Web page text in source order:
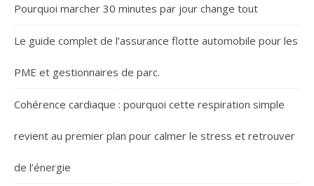
Pourquoi marcher 30 minutes par jour change tout
Le guide complet de l’assurance flotte automobile pour les
PME et gestionnaires de parc.
Cohérence cardiaque : pourquoi cette respiration simple
revient au premier plan pour calmer le stress et retrouver
de l’énergie